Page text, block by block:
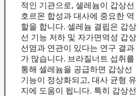
적인 기관으로, 셀레늄이 갑상선
호르몬 합성과 대사에 중요한 역
할을 합니다. 셀레늄 결핍은 갑상
선 기능 저하 및 자가면역성 갑상
선염과 연관이 있다는 연구 결과
가 많습니다. 브라질너트 섭취를
통해 셀레늄을 공급하면 갑상선
기능이 정상화되고, 대사 균형 유
지에 도움이 됩니다. 특히 갑상선